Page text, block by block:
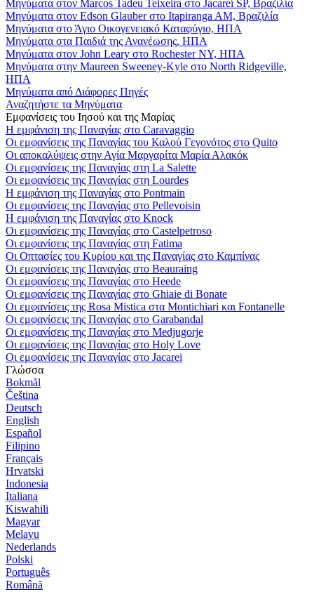
Μηνύματα στον Marcos Tadeu Teixeira στο Jacareí SP, Βραζιλία
Μηνύματα στον Edson Glauber στο Itapiranga AM, Βραζιλία
Μηνύματα στο Άγιο Οικογενειακό Καταφύγιο, ΗΠΑ
Μηνύματα στα Παιδιά της Ανανέωσης, ΗΠΑ
Μηνύματα στον John Leary στο Rochester NY, ΗΠΑ
Μηνύματα στην Maureen Sweeney-Kyle στο North Ridgeville,
ΗΠΑ
Μηνύματα από Διάφορες Πηγές
Αναζητήστε τα Μηνύματα
Εμφανίσεις του Ιησού και της Μαρίας
Η εμφάνιση της Παναγίας στο Caravaggio
Οι εμφανίσεις της Παναγίας του Καλού Γεγονότος στο Quito
Οι αποκαλύψεις στην Αγία Μαργαρίτα Μαρία Αλακόκ
Οι εμφανίσεις της Παναγίας στη La Salette
Οι εμφανίσεις της Παναγίας στη Lourdes
Η εμφάνιση της Παναγίας στο Pontmain
Οι εμφανίσεις της Παναγίας στο Pellevoisin
Η εμφάνιση της Παναγίας στο Knock
Οι εμφανίσεις της Παναγίας στο Castelpetroso
Οι εμφανίσεις της Παναγίας στη Fatima
Οι Οπτασίες του Κυρίου και της Παναγίας στο Καμπίνας
Οι εμφανίσεις της Παναγίας στο Beauraing
Οι εμφανίσεις της Παναγίας στο Heede
Οι εμφανίσεις της Παναγίας στο Ghiaie di Bonate
Οι εμφανίσεις της Rosa Mistica στα Montichiari και Fontanelle
Οι εμφανίσεις της Παναγίας στο Garabandal
Οι εμφανίσεις της Παναγίας στο Medjugorje
Οι εμφανίσεις της Παναγίας στο Holy Love
Οι εμφανίσεις της Παναγίας στο Jacarei
Γλώσσα
Bokmål
Čeština
Deutsch
English
Español
Filipino
Français
Hrvatski
Indonesia
Italiana
Kiswahili
Magyar
Melayu
Nederlands
Polski
Português
Română